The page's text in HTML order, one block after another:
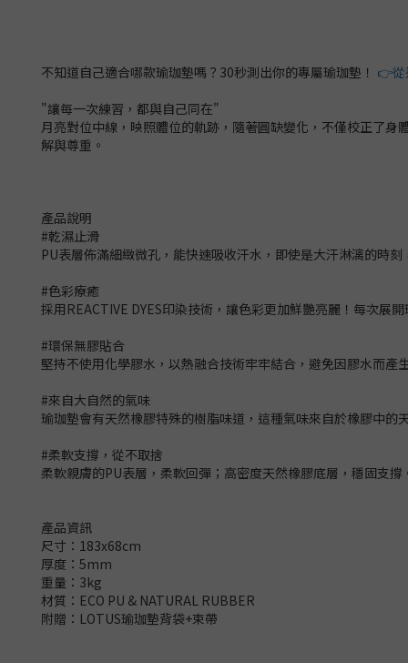
不知道自己適合哪款瑜珈墊嗎？30秒測出你的專屬瑜珈墊！ 👉從
"讓每一次練習，都與自己同在"
月亮對位中線，映照體位的軌跡，隨著圓缺變化，不僅校正了
解與尊重。
產品說明
#乾濕止滑
PU表層佈滿細緻微孔，能快速吸收汗水，即使是大汗淋漓的時
#色彩療癒
採用REACTIVE DYES印染技術，讓色彩更加鮮艷亮麗！每次展
#環保無膠貼合
堅持不使用化學膠水，以熱融合技術牢牢結合，避免因膠水而
#來自大自然的氣味
瑜珈墊會有天然橡膠特殊的樹脂味道，這種氣味來自於橡膠中
#柔軟支撐，從不取捨
柔軟親膚的PU表層，柔軟回彈；高密度天然橡膠底層，穩固支
產品資訊
尺寸：183x68cm
厚度：5mm
重量：3kg
材質：ECO PU & NATURAL RUBBER
附贈：LOTUS瑜珈墊背袋+束帶